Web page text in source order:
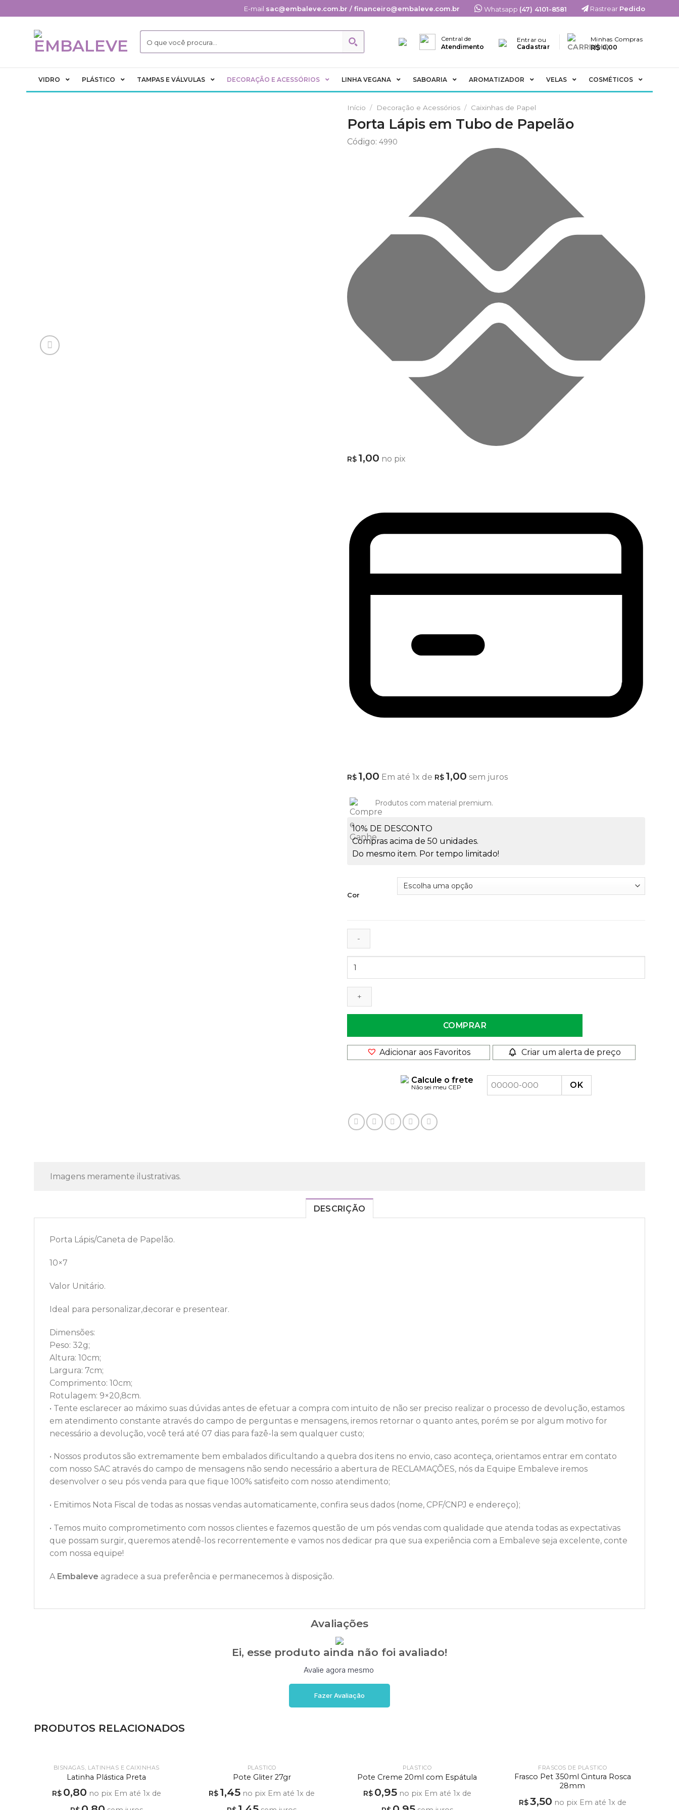
to
E-mail sac@embaleve.com.br / financeiro@embaleve.com.br Whatsapp (47) 4101-8581 Rastrear Pedido
Central de
Atendimento
Entrar ou
Cadastrar
Minhas Compras
R$ 0,00
VIDRO PLÁSTICO TAMPAS E VÁLVULAS DECORAÇÃO E ACESSÓRIOS LINHA VEGANA SABOARIA AROMATIZADOR VELAS COSMÉTICOS
Início / Decoração e Acessórios / Caixinhas de Papel
Porta Lápis em Tubo de Papelão
Código: 4990
R$ 1,00 no pix
R$ 1,00 Em até 1x de R$ 1,00 sem juros
Produtos com material premium.
10% DE DESCONTO
Compras acima de 50 unidades.
Do mesmo item. Por tempo limitado!
Cor
Lápis
Tubo
de
COMPRAR
Adicionar aos Favoritos Criar um alerta de preço
Calcule o frete
Não sei meu CEP
Imagens meramente ilustrativas.
DESCRIÇÃO
Porta Lápis/Caneta de Papelão.
10×7
Valor Unitário.
Ideal para personalizar,decorar e presentear.
Dimensões:
Peso: 32g;
Altura: 10cm;
Largura: 7cm;
Comprimento: 10cm;
Rotulagem: 9×20,8cm.
• Tente esclarecer ao máximo suas dúvidas antes de efetuar a compra com intuito de não ser preciso realizar o processo de devolução, estamos
em atendimento constante através do campo de perguntas e mensagens, iremos retornar o quanto antes, porém se por algum motivo for
necessário a devolução, você terá até 07 dias para fazê-la sem qualquer custo;
• Nossos produtos são extremamente bem embalados dificultando a quebra dos itens no envio, caso aconteça, orientamos entrar em contato
com nosso SAC através do campo de mensagens não sendo necessário a abertura de RECLAMAÇÕES, nós da Equipe Embaleve iremos
desenvolver o seu pós venda para que fique 100% satisfeito com nosso atendimento;
• Emitimos Nota Fiscal de todas as nossas vendas automaticamente, confira seus dados (nome, CPF/CNPJ e endereço);
• Temos muito comprometimento com nossos clientes e fazemos questão de um pós vendas com qualidade que atenda todas as expectativas
que possam surgir, queremos atendê-los recorrentemente e vamos nos dedicar pra que sua experiência com a Embaleve seja excelente, conte
com nossa equipe!
A Embaleve agradece a sua preferência e permanecemos à disposição.
Avaliações
Ei, esse produto ainda não foi avaliado!
Avalie agora mesmo
Fazer Avaliação
PRODUTOS RELACIONADOS
BISNAGAS, LATINHAS E CAIXINHAS
Latinha Plástica Preta
R$ 0,80 no pix Em até 1x de
PLÁSTICO
Pote Gliter 27gr
R$ 1,45 no pix Em até1x de
PLÁSTICO
Pote Creme 20ml com Espátula
R$ 0,95 no pix Em até 1x de
FRASCOS DE PLÁSTICO
Frasco Pet 350ml Cintura Rosca
28mm
R$3,50 no pix Em até 1x de